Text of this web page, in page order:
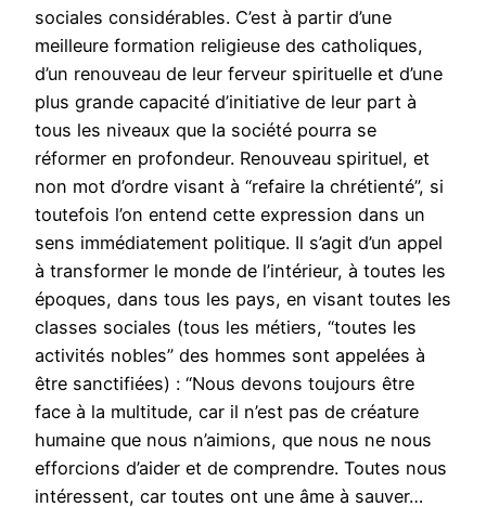
sociales considérables. C’est à partir d’une
meilleure formation religieuse des catholiques,
d’un renouveau de leur ferveur spirituelle et d’une
plus grande capacité d’initiative de leur part à
tous les niveaux que la société pourra se
réformer en profondeur. Renouveau spirituel, et
non mot d’ordre visant à “refaire la chrétienté”, si
toutefois l’on entend cette expression dans un
sens immédiatement politique. Il s’agit d’un appel
à transformer le monde de l’intérieur, à toutes les
époques, dans tous les pays, en visant toutes les
classes sociales (tous les métiers, “toutes les
activités nobles” des hommes sont appelées à
être sanctifiées) : “Nous devons toujours être
face à la multitude, car il n’est pas de créature
humaine que nous n’aimions, que nous ne nous
efforcions d’aider et de comprendre. Toutes nous
intéressent, car toutes ont une âme à sauver…